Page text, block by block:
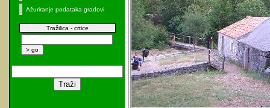
Ažuriranje podataka gradovi
Tražilica - crtice